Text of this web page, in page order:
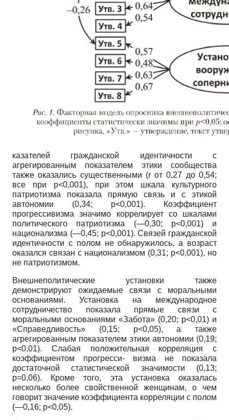
казателей гражданской идентичности с
агрегированным показателем этики сообщества
также оказались существенными (rот 0,27 до 0,54;
все при p<0,001), при этом шкала культурного
патриотизма показала прямую связь и с этикой
автономии (0,34; p<0,001). Коэффициент
прогрессивизма значимо коррелирует со шкалами
политического патриотизма (—0,30; p<0,001) и
национализма (—0,45; p<0,001). Связей гражданской
идентичности с полом не обнаружилось, а возраст
оказался связан с национализмом (0,31; p<0,001), но
не патриотизмом.
Внешнеполитические установки также
демонстрируют ожидаемые связи с моральными
основаниями. Установка на международное
сотрудничество показала прямые связи с
моральными основаниями «Забота» (0,20; p<0,01) и
«Справедливость» (0,15; p<0,05), а также
агрегированным показателем этики автономии (0,19;
p<0,01). Слабая положительная корреляция с
коэффициентом прогресси- визма не показала
достаточной статистической значимости (0,13;
p=0,06). Кроме того, эта установка оказалась
несколько более свойственной женщинам, о чем
говорит значение коэффициента корреляции с полом
(—0,16; p<0,05).